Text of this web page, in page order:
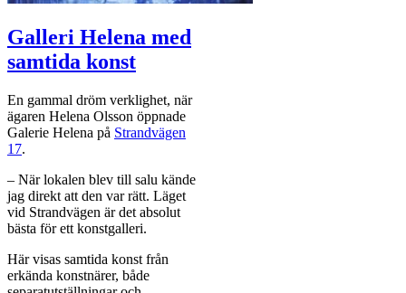
Galleri Helena med
samtida konst
En gammal dröm verklighet, när
ägaren Helena Olsson öppnade
Galerie Helena på Strandvägen
17.
– När lokalen blev till salu kände
jag direkt att den var rätt. Läget
vid Strandvägen är det absolut
bästa för ett konstgalleri.
Här visas samtida konst från
erkända konstnärer, både